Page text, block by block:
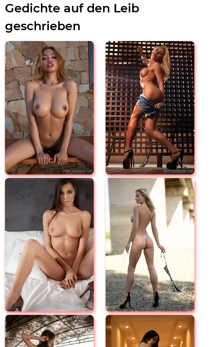
Gedichte auf den Leib
geschrieben